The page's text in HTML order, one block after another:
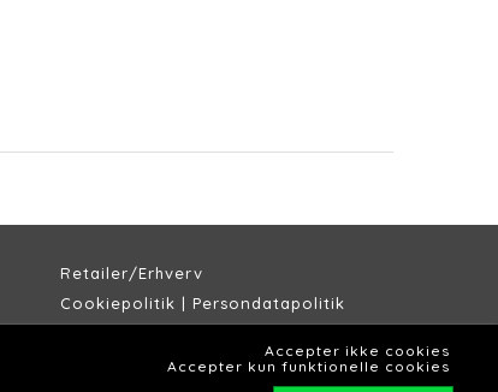
Retailer/Erhverv
Cookiepolitik | Persondatapolitik
Lagersalg Slagelse
Accepter ikke cookies
Accepter kun funktionelle cookies